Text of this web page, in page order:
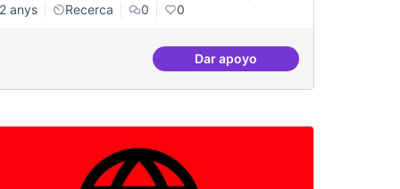
2 anys
Recerca 0 0
Dar apoyoBeques de recerca per